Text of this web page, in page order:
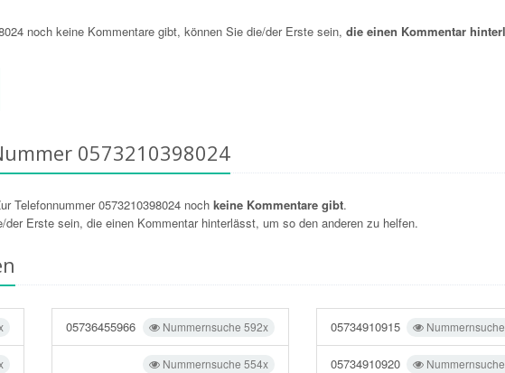
noch keine Kommentare gibt, können Sie die/der Erste sein, die einen Kommentar
0573210398024
Telefonnummer 0573210398024 nochkeine Kommentare gibt.
der Erste sein, die einen Kommentar hinterlässt, um so den anderen zu helfen.
Nummernsuche 592x
05736455966
Nummernsuche 554x
05734910915
05734910920